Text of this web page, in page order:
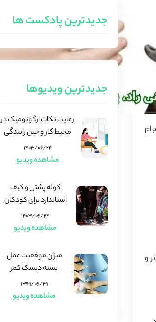
و
جدیدترین پادکست ها
جدیدترین ویدیوها
رعایت نکات ارگونومیک در
محیط کار و حین رانندگی
۱۴۰۳/۰۶/۲۴
مشاهده ویدیو
کوله پشتی و کیف
استاندارد برای کودکان
۱۴۰۳/۰۶/۲۴
مشاهده ویدیو
میزان موفقیت عمل
بسته دیسک کمر
۱۳۹۹/۰۶/۲۹
مشاهده ویدیو